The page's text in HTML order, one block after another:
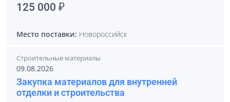
125 000 ₽
Место поставки: Новороссийск
Строительные материалы
09.08.2026
Закупка материалов для внутренней
отделки и строительства